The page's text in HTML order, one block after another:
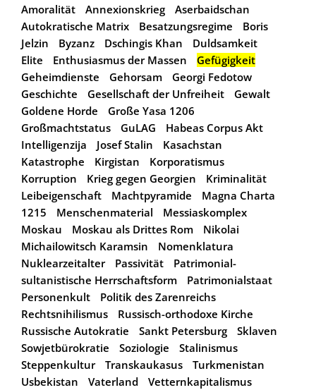
Amoralität
Annexionskrieg
Aserbaidschan
Autokratische Matrix
Besatzungsregime
Boris
Jelzin
Byzanz Dschingis Khan
Duldsamkeit
Elite
Enthusiasmus der Massen
Gefügigkeit
Geheimdienste
Gehorsam
Georgi Fedotow
Geschichte
Gesellschaft der Unfreiheit
Gewalt
Goldene Horde
Große Yasa 1206
Großmachtstatus
GuLAG
Habeas Corpus Akt
Intelligenzija
Josef Stalin
Kasachstan
Katastrophe
Kirgistan
Korporatismus
Korruption
Krieg gegen Georgien
Kriminalität
Leibeigenschaft
Machtpyramide
Magna Charta
1215
Menschenmaterial
Messiaskomplex
Moskau
Moskau als Drittes Rom
Nikolai
Michailowitsch Karamsin
Nomenklatura
Nuklearzeitalter
Passivität
Patrimonial-
sultanistische Herrschaftsform
Patrimonialstaat
Personenkult
Politik des Zarenreichs
Rechtsnihilismus
Russisch-orthodoxe Kirche
Russische Autokratie
Sankt Petersburg
Sklaven
Sowjetbürokratie
Soziologie
Stalinismus
Steppenkultur
Transkaukasus
Turkmenistan
Usbekistan
Vaterland
Vetternkapitalismus